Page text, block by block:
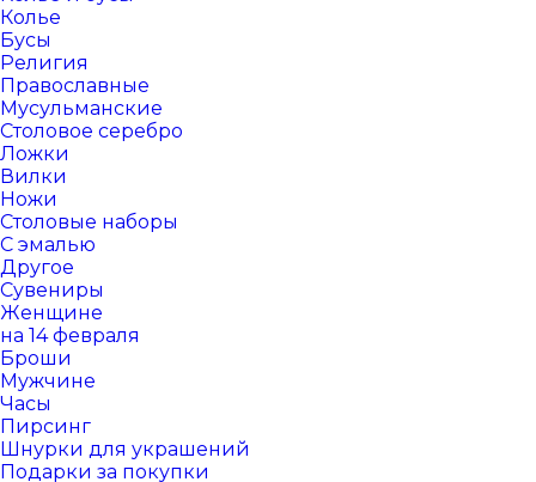
Колье
Бусы
Религия
Православные
Мусульманские
Столовое серебро
Ложки
Вилки
Ножи
Столовые наборы
С эмалью
Другое
Сувениры
Женщине
на 14 февраля
Броши
Мужчине
Часы
Пирсинг
Шнурки для украшений
Подарки за покупки